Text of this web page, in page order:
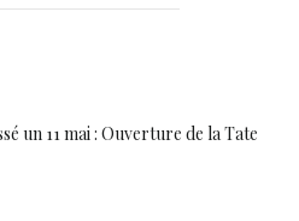
un 11 mai : Ouverture de la Tate